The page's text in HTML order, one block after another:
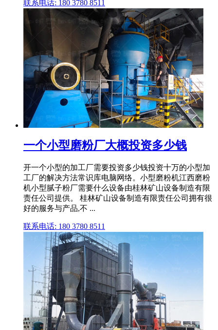
联系电话: 180 3780 8511
一个小型磨粉厂大概投资多少钱
开一个小型的加工厂需要投资多少钱投资十万的小型加
工厂的解决方法常识库电脑网络。小型磨粉机江西磨粉
机小型腻子粉厂需要什么设备由桂林矿山设备制造有限
责任公司提供。 桂林矿山设备制造有限责任公司拥有很
好的服务与产品,不 ...
联系电话: 180 3780 8511